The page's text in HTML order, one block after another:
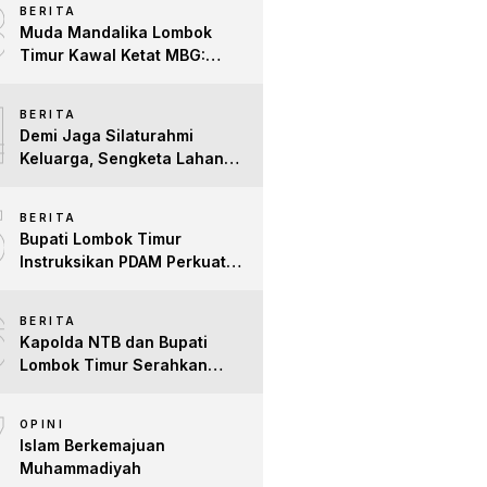
Difabel
BERITA
Muda Mandalika Lombok
Timur Kawal Ketat MBG:
BERITA
Demi Jaga Silaturahmi
Keluarga, Sengketa Lahan
BERITA
Bupati Lombok Timur
Instruksikan PDAM Perkuat
Terpenuhi
BERITA
Kapolda NTB dan Bupati
Lombok Timur Serahkan
Kepedulian Sosial
OPINI
Islam Berkemajuan
Muhammadiyah